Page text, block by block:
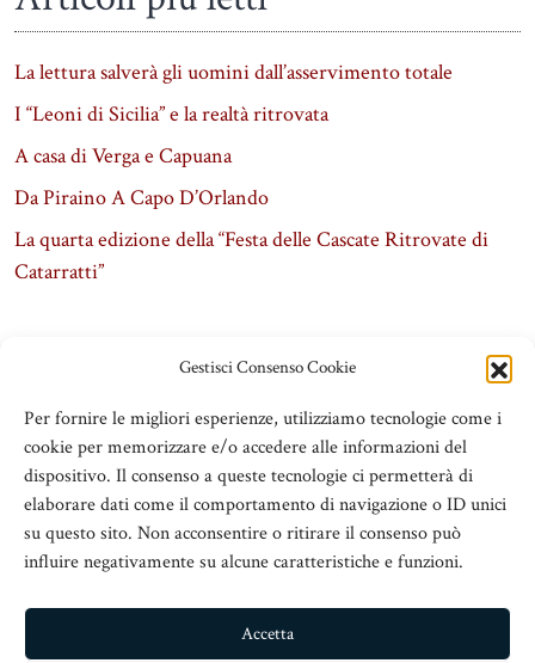
Gestisci Consenso Cookie
Per fornire le migliori esperienze, utilizziamo tecnologie come i
cookie per memorizzare e/o accedere alle informazioni del
dispositivo. Il consenso a queste tecnologie ci permetterà di
elaborare dati come il comportamento di navigazione o ID unici
su questo sito. Non acconsentire o ritirare il consenso può
influire negativamente su alcune caratteristiche e funzioni.
Accetta
La lettura salverà gli uomini dall’asservimento totale
I “Leoni di Sicilia” e la realtà ritrovata
A casa di Verga e Capuana
Da Piraino A Capo D’Orlando
La quarta edizione della “Festa delle Cascate Ritrovate di
Catarratti”
ADSeT
© 2016 Associazione Dirigenti Scolastici e Territorio